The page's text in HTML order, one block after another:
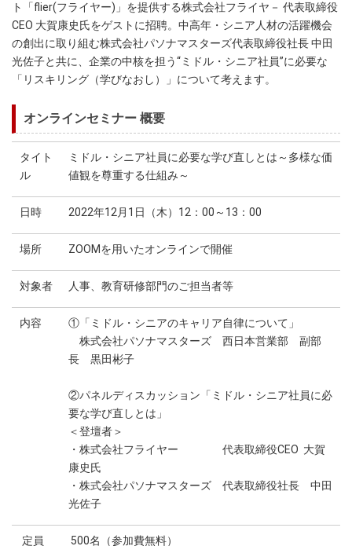
ト「flier(フライヤー)」を提供する株式会社フライヤ－ 代表取締役
CEO 大賀康史氏をゲストに招聘。中高年・シニア人材の活躍機会
の創出に取り組む株式会社パソナマスターズ代表取締役社長 中田
光佐子と共に、企業の中核を担う“ミドル・シニア社員”に必要な
「リスキリング（学びなおし）」について考えます。
オンラインセミナー 概要
タイト
ル
ミドル・シニア社員に必要な学び直しとは～多様な価
値観を尊重する仕組み～
日時 2022年12月1日（木）12：00～13：00
場所 ZOOMを用いたオンラインで開催
対象者 人事、教育研修部門のご担当者等
内容
①「ミドル・シニアのキャリア自律について」
株式会社パソナマスターズ 西日本営業部 副部
長 黒田彬子
②パネルディスカッション「ミドル・シニア社員に必
要な学び直しとは」
＜登壇者＞
・株式会社フライヤー 代表取締役CEO 大賀
康史氏
・株式会社パソナマスターズ 代表取締役社長 中田
光佐子
定員 500名（参加費無料）